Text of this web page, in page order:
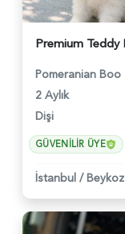
Pomeranian Boo
2 Aylık
Dişi
GÜVENILIR ÜYE
İstanbul / Beykoz